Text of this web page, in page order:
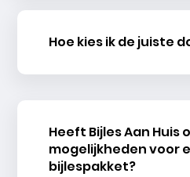
Hoe kies ik de juiste
Heeft Bijles Aan Huis
mogelijkheden voor
bijlespakket?